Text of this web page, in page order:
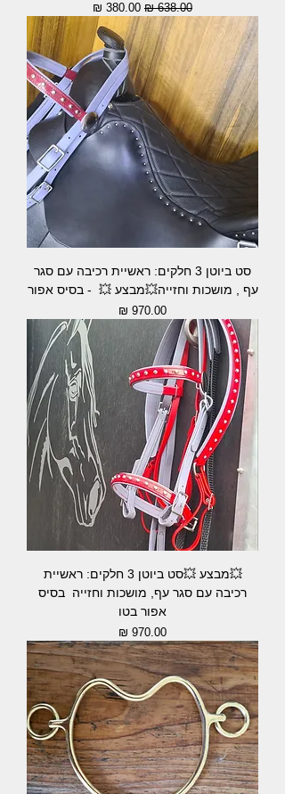
מחיר רגיל מחיר מבצע
סט ביוטן 3 חלקים: ראשיית רכיבה עם סגר
עף , מושכות וחזייה💥מבצע 💥 - בסיס אפור
מחיר
💥מבצע 💥סט ביוטן 3 חלקים: ראשיית
רכיבה עם סגר עף, מושכות וחזייה בסיס
אפור בטו
מחיר